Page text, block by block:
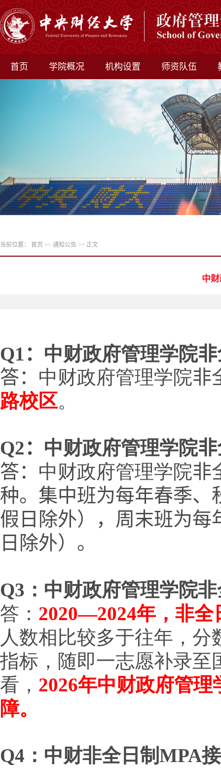
首页 学院概况 机构设置 师资队伍
当前位置： 首页 >> 通知公告 >> 正文
中
Q1： 中财政府管理学院
答： 中财政府管理学院非
路校区。
Q2： 中财政府管理学院
答： 中财政府管理学院非
种。集中班为每年春季、
假日除外），周末班为每
日除外）。
Q3：中财政府管理学院
答： 2020—2024年，非
人数相比较多于往年，
指标，随即一志愿补录至
看， 2026年中财政府管
障。
Q4：中财非全日制MPA